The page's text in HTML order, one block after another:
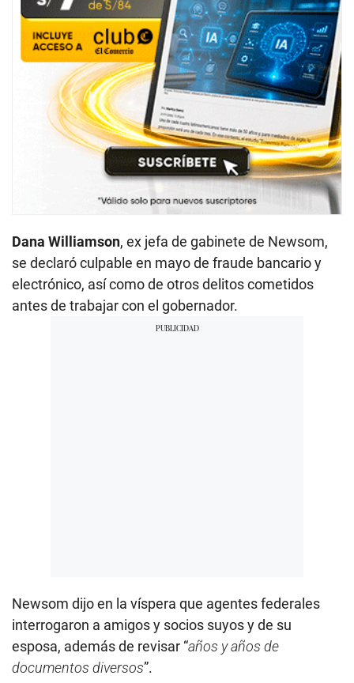
Dana Williamson, ex jefa de gabinete de Newsom,
se declaró culpable en mayo de fraude bancario y
electrónico, así como de otros delitos cometidos
antes de trabajar con el gobernador.
Newsom dijo en la víspera que agentes federales
interrogaron a amigos y socios suyos y de su
esposa, además de revisar “años y años de
documentos diversos”.